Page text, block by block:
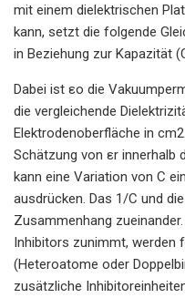
mit einem dielektrischen
kann, setzt die folgende
in Beziehung zur Kapazität
Dabei ist εo die
die vergleichende
Elektrodenoberfläche in
Schätzung von εr innerhalb
kann eine Variation von C
ausdrücken. Das 1/C und
Zusammenhang
Inhibitors zunimmt, werden
(Heteroatome oder
zusätzliche